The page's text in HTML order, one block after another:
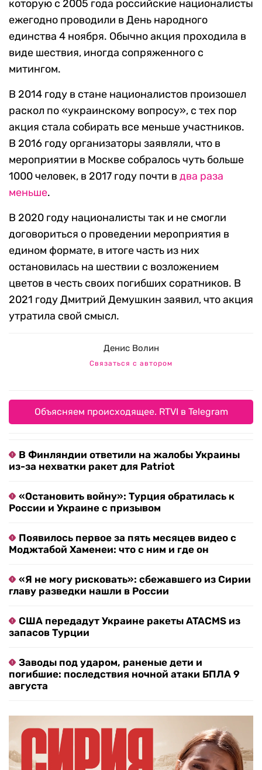
которую с 2005 года российские националисты
ежегодно проводили в День народного
единства 4 ноября. Обычно акция проходила в
виде шествия, иногда сопряженного с
митингом.
В 2014 году в стане националистов произошел
раскол по «украинскому вопросу», с тех пор
акция стала собирать все меньше участников.
В 2016 году организаторы заявляли, что в
мероприятии в Москве собралось чуть больше
1000 человек, в 2017 году почти в два раза
меньше.
В 2020 году националисты так и не смогли
договориться о проведении мероприятия в
едином формате, в итоге часть из них
остановилась на шествии с возложением
цветов в честь своих погибших соратников. В
2021 году Дмитрий Демушкин заявил, что акция
утратила свой смысл.
Денис Волин
Связаться с автором
Объясняем происходящее. RTVI в Telegram
В Финляндии ответили на жалобы Украины
из-за нехватки ракет для Patriot
«Остановить войну»: Турция обратилась к
России и Украине с призывом
Появилось первое за пять месяцев видео с
Моджтабой Хаменеи: что с ним и где он
«Я не могу рисковать»: сбежавшего из Сирии
главу разведки нашли в России
США передадут Украине ракеты ATACMS из
запасов Турции
Заводы под ударом, раненые дети и
погибшие: последствия ночной атаки БПЛА 9
августа